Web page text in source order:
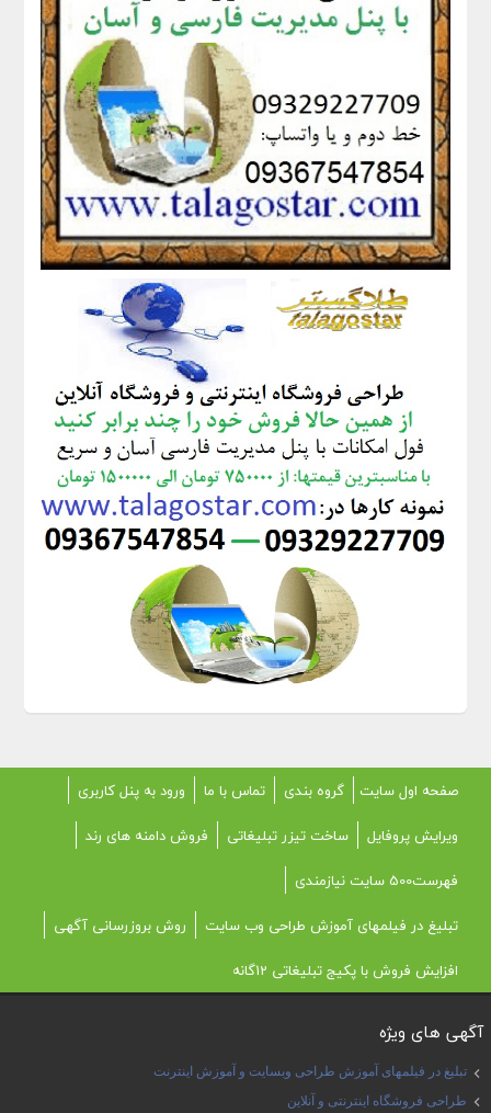
صفحه اول سایت گروه بندی تماس با ما
ورود به پنل کاربری
ویرایش پروفایل
ساخت تیزر تبلیغاتی
فروش دامنه های رند
فهرست500 سایت نیازمندی
تبلیغ در فیلمهای آموزش طراحی وب سایت
روش بروزرسانی آگهی
افزایش فروش با پکیج تبلیغاتی 12گانه
آگهی های ویژه
تبلیغ در فیلمهای آموزش طراحی وبسایت و آموزش اینترنت
طراحی فروشگاه اینترنتی و آنلاین